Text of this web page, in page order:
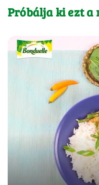
Próbálja ki ezt a